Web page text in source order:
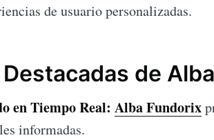
de usuario personalizadas.
de
en Tiempo Real: Alba Fundorix
informadas.